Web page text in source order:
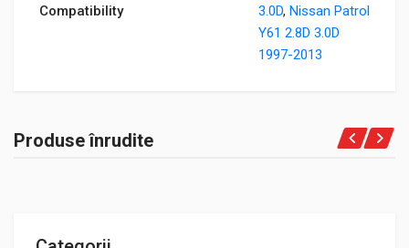
Compatibility
3.0D, Nissan Patrol
Y61 2.8D 3.0D
1997-2013
Produse înrudite